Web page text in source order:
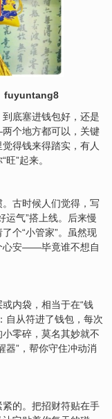
fuyuntang8
到底塞进钱包好，还是
个地方都可以，关键
得钱来得踏实，有人
”起来。
古时候人们觉得，写
运气”搭上线。后来慢
了个“小管家”。虽然现
心安——毕竟谁不想自
内袋，相当于在“钱
自从符进了钱包，每次
零碎，莫名其妙就不
器”，帮你守住冲动消
的。把招财符贴在手